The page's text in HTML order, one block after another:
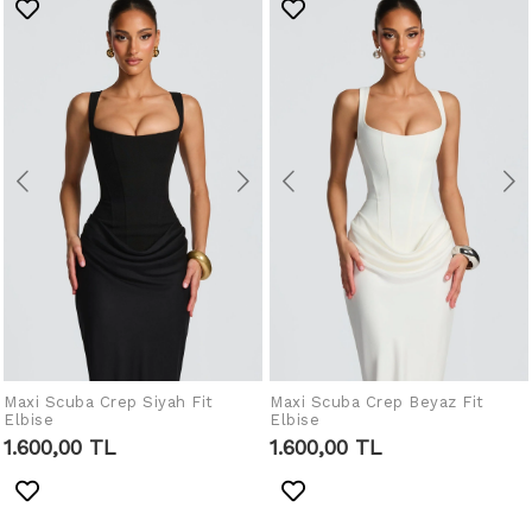
IN DEN WARENKORB
Maxi Scuba Crep Siyah Fit
Elbise
1.600,00 TL
IN DEN WARENKORB
Maxi Scuba Crep Beyaz Fit
Elbise
1.600,00 TL